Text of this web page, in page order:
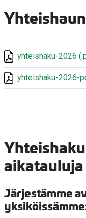
yhteishaku-2026
yhteishaku-2026-
Järjestämme